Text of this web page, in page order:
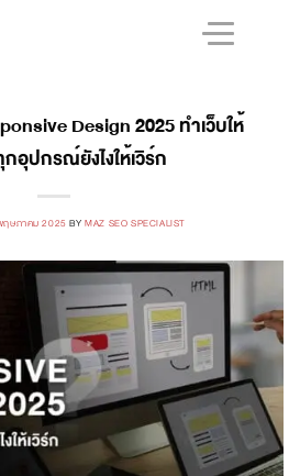
Design 2025 ทำเว็บให้
อุปกรณ์ยังไงให้เวิร์ก
ษภาคม 2025 BYMAZ SEO SPECIALIST